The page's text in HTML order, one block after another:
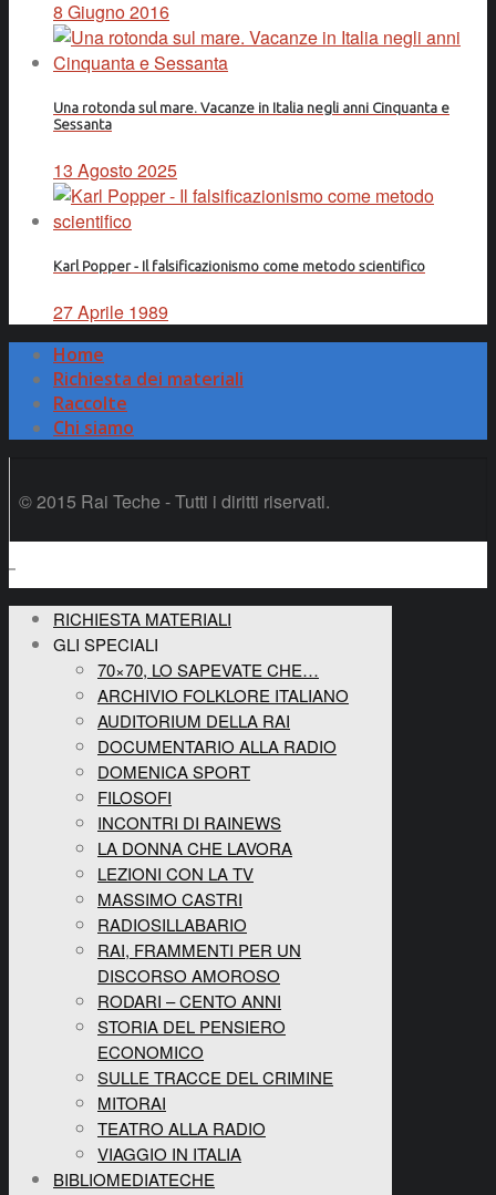
8 Giugno 2016
Una rotonda sul mare. Vacanze in Italia negli anni Cinquanta e
Sessanta
13 Agosto 2025
Karl Popper - Il falsificazionismo come metodo scientifico
27 Aprile 1989
Home
Richiesta dei materiali
Raccolte
Chi siamo
© 2015 Rai Teche - Tutti i diritti riservati.
RICHIESTA MATERIALI
GLI SPECIALI
70×70, LO SAPEVATE CHE…
ARCHIVIO FOLKLORE ITALIANO
AUDITORIUM DELLA RAI
DOCUMENTARIO ALLA RADIO
DOMENICA SPORT
FILOSOFI
INCONTRI DI RAINEWS
LA DONNA CHE LAVORA
LEZIONI CON LA TV
MASSIMO CASTRI
RADIOSILLABARIO
RAI, FRAMMENTI PER UN
DISCORSO AMOROSO
RODARI – CENTO ANNI
STORIA DEL PENSIERO
ECONOMICO
SULLE TRACCE DEL CRIMINE
MITORAI
TEATRO ALLA RADIO
VIAGGIO IN ITALIA
BIBLIOMEDIATECHE